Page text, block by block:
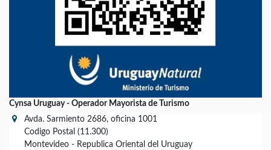
Cynsa Uruguay - Operador Mayorista de Turismo
Avda. Sarmiento 2686, oficina 1001
Codigo Postal (11.300)
Montevideo - Republica Oriental del Uruguay